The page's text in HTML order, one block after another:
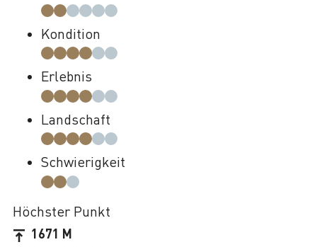
Kondition
Erlebnis
Landschaft
Schwierigkeit
Höchster Punkt
1671 M